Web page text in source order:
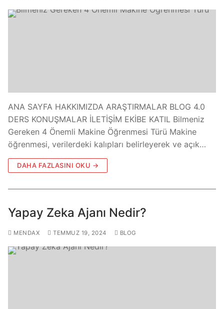
ANA SAYFA HAKKIMIZDA ARAŞTIRMALAR BLOG 4.0
DERS KONUŞMALAR İLETİŞİM EKİBE KATIL Bilmeniz
Gereken 4 Önemli Makine Öğrenmesi Türü Makine
öğrenmesi, verilerdeki kalıpları belirleyerek ve açık…
DAHA FAZLASINI OKU →
Yapay Zeka Ajanı Nedir?
MENDAX TEMMUZ 19, 2024 BLOG